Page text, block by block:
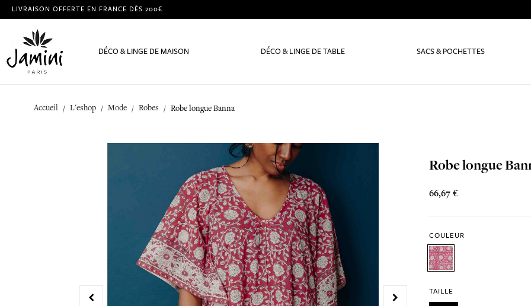
LIVRAISON OFFERTE EN FRANCE DÈS 200€
DÉCO & LINGE DE MAISON DÉCO & LINGE DE TABLE SACS & POCHETTES
Accueil L'eshop Mode Robes Robe longue Banna
Robe longue
66,67 €
COULEUR
TAILLE